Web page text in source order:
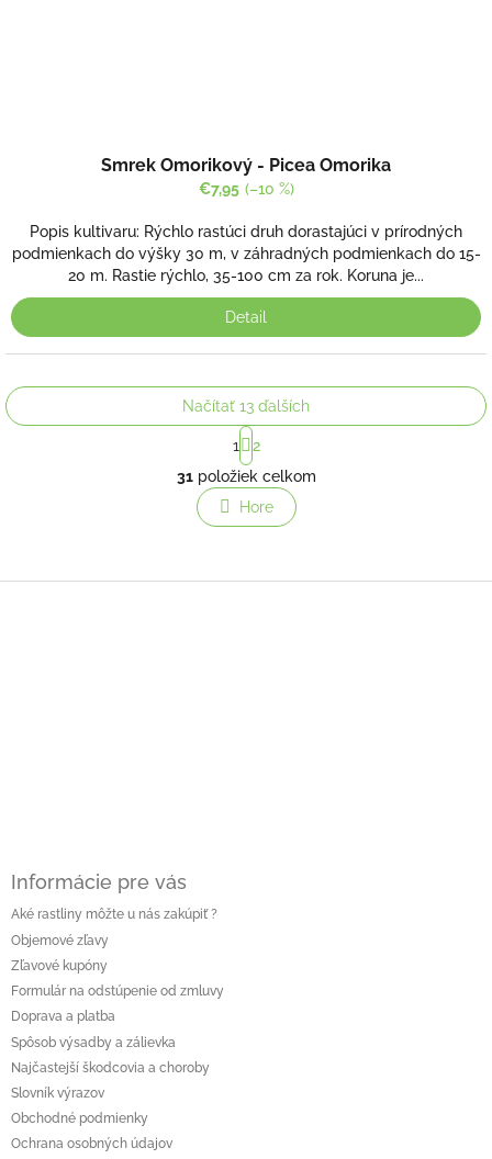
Smrek Omorikový - Picea Omorika
€7,95 (–10 %)
Popis kultivaru: Rýchlo rastúci druh dorastajúci v prírodných
podmienkach do výšky 30 m, v záhradných podmienkach do 15-
20 m. Rastie rýchlo, 35-100 cm za rok. Koruna je...
Detail
O
v
l
á
Načítať 13 ďalších
S
t
r
á
n
k
a
1
2
31položiek celkom
Hore
Informácie pre vás
Aké rastliny môžte u nás zakúpiť ?
Objemové zľavy
Zľavové kupóny
Formulár na odstúpenie od zmluvy
Doprava a platba
Spôsob výsadby a zálievka
Najčastejší škodcovia a choroby
Slovník výrazov
Obchodné podmienky
Ochrana osobných údajov